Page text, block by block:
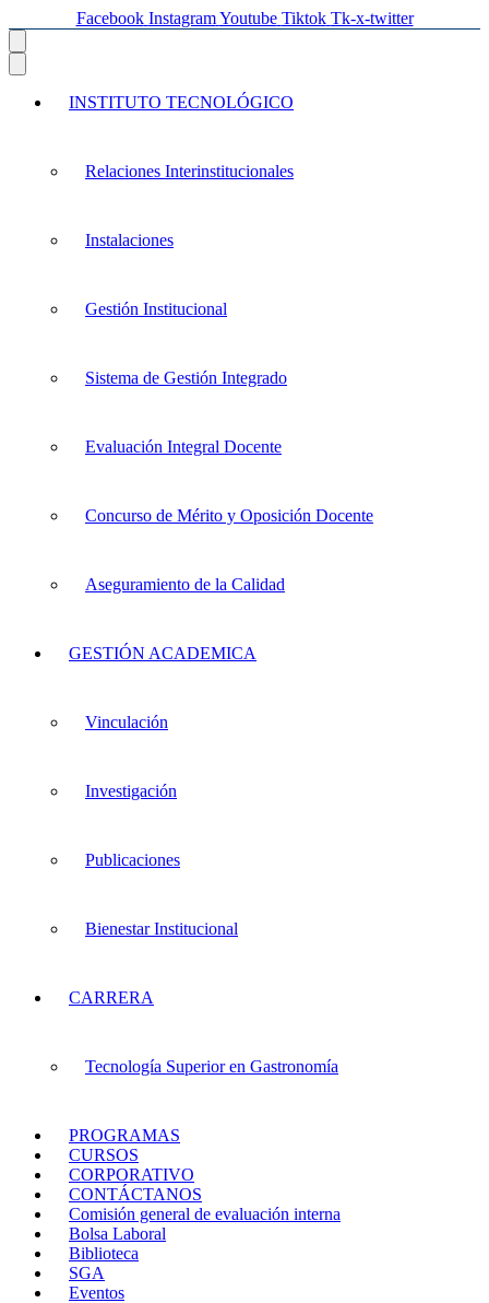
Facebook Instagram Youtube Tiktok Tk-x-twitter
INSTITUTO TECNOLÓGICO
Relaciones Interinstitucionales
Instalaciones
Gestión Institucional
Sistema de Gestión Integrado
Evaluación Integral Docente
Concurso de Mérito y Oposición Docente
Aseguramiento de la Calidad
GESTIÓN ACADEMICA
Vinculación
Investigación
Publicaciones
Bienestar Institucional
CARRERA
Tecnología Superior en Gastronomía
PROGRAMAS
CURSOS
CORPORATIVO
CONTÁCTANOS
Comisión general de evaluación interna
Bolsa Laboral
Biblioteca
SGA
Eventos